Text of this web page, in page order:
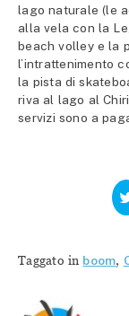
lago naturale (le
alla vela con la
beach volley e la
l’intrattenimento
la pista di
riva al lago al
servizi sono a
Taggato in boom,